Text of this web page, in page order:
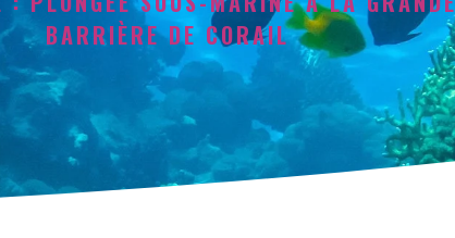
BARRIÈRE DE CORAIL